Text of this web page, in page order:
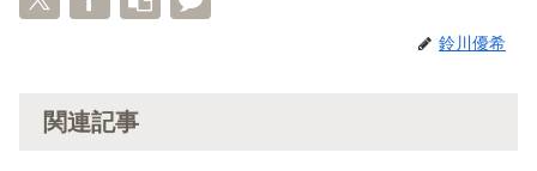
鈴川優希
関連記事